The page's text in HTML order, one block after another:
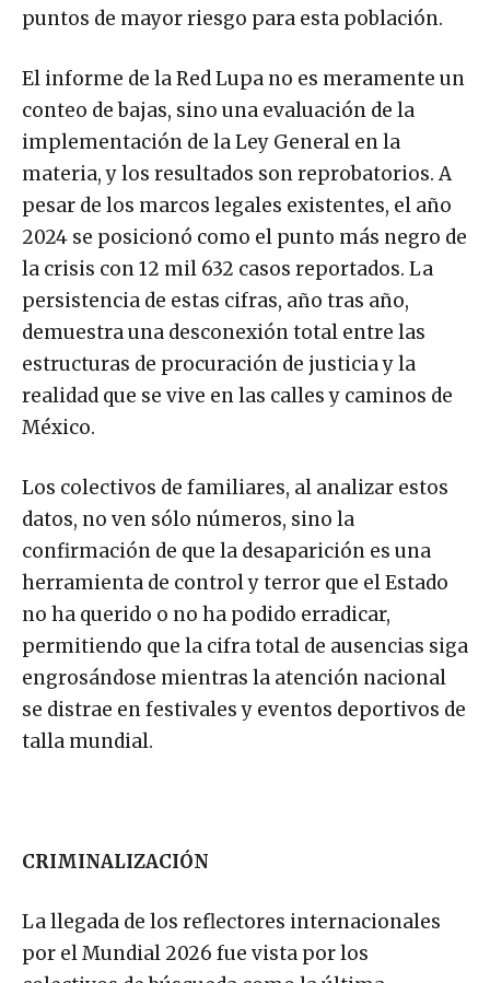
puntos de mayor riesgo para esta población.
El informe de la Red Lupa no es meramente un
conteo de bajas, sino una evaluación de la
implementación de la Ley General en la
materia, y los resultados son reprobatorios. A
pesar de los marcos legales existentes, el año
2024 se posicionó como el punto más negro de
la crisis con 12 mil 632 casos reportados. La
persistencia de estas cifras, año tras año,
demuestra una desconexión total entre las
estructuras de procuración de justicia y la
realidad que se vive en las calles y caminos de
México.
Los colectivos de familiares, al analizar estos
datos, no ven sólo números, sino la
confirmación de que la desaparición es una
herramienta de control y terror que el Estado
no ha querido o no ha podido erradicar,
permitiendo que la cifra total de ausencias siga
engrosándose mientras la atención nacional
se distrae en festivales y eventos deportivos de
talla mundial.
CRIMINALIZACIÓN
La llegada de los reflectores internacionales
por el Mundial 2026 fue vista por los